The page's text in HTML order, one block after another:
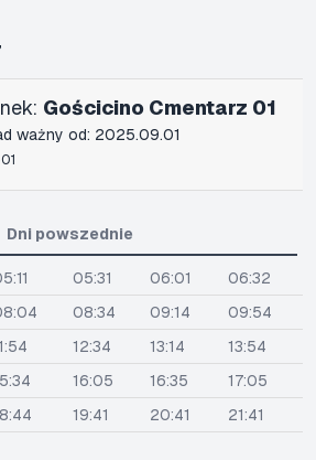
Gościcino Cmentarz 01
ważny od: 2025.09.01
Dni powszednie
05:31 06:01
06:32
08:34 09:14
09:54
12:34 13:14
13:54
16:05 16:35
17:05
19:41 20:41
21:41